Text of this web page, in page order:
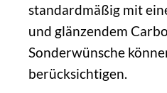
standardmäßig mit
und glänzendem
Sonderwünsche
berücksichtigen.